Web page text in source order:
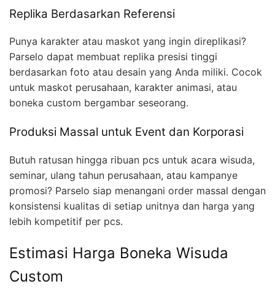
Replika Berdasarkan Referensi
Punya karakter atau maskot yang ingin direplikasi?
Parselo dapat membuat replika presisi tinggi
berdasarkan foto atau desain yang Anda miliki. Cocok
untuk maskot perusahaan, karakter animasi, atau
boneka custom bergambar seseorang.
Produksi Massal untuk Event dan Korporasi
Butuh ratusan hingga ribuan pcs untuk acara wisuda,
seminar, ulang tahun perusahaan, atau kampanye
promosi? Parselo siap menangani order massal dengan
konsistensi kualitas di setiap unitnya dan harga yang
lebih kompetitif per pcs.
Estimasi Harga Boneka Wisuda
Custom